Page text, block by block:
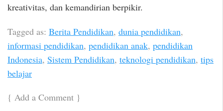
kreativitas, dan kemandirian berpikir.
Tagged as: Berita Pendidikan, dunia pendidikan,
informasi pendidikan, pendidikan anak, pendidikan
Indonesia, Sistem Pendidikan, teknologi pendidikan, tips
belajar
{ Add a Comment }